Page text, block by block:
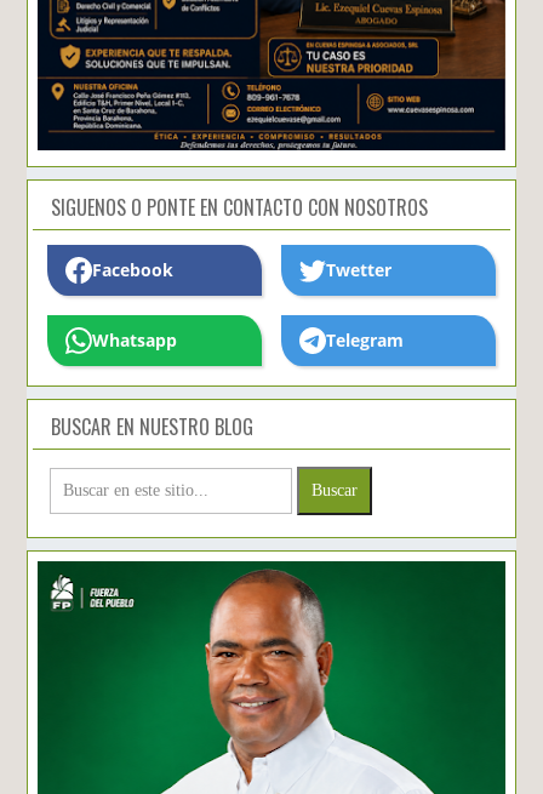
SIGUENOS O PONTE EN CONTACTO CON NOSOTROS
Facebook Twetter
Whatsapp Telegram
BUSCAR EN NUESTRO BLOG